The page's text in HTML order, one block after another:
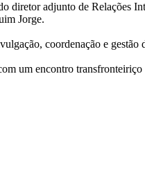
adjunto de Relações
Jorge.
coordenação e gestão
um encontro